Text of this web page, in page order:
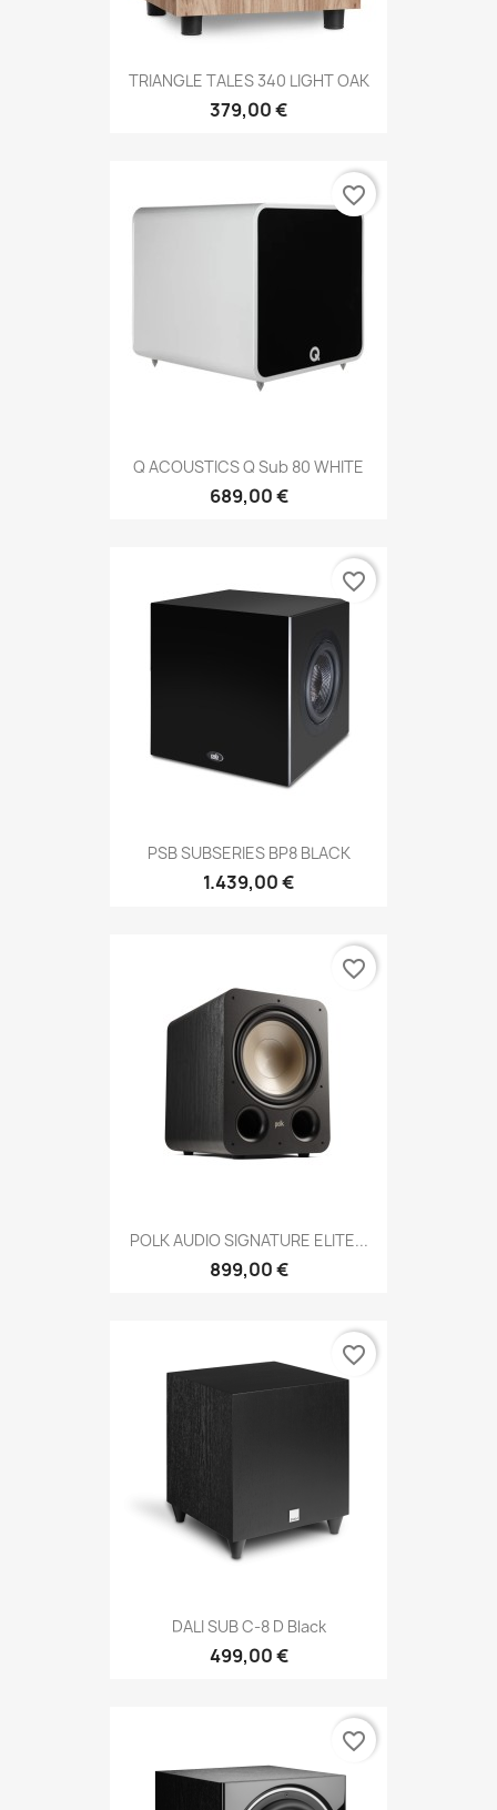
TRIANGLE TALES 340 LIGHT OAK
379,00 €
Q ACOUSTICS Q Sub 80 WHITE
689,00 €
favorite_border
PSB SUBSERIES BP8 BLACK
1.439,00 €
favorite_border
POLK AUDIO SIGNATURE ELITE...
899,00 €
favorite_border
DALI SUB C-8 D Black
499,00 €
favorite_border
favorite_border